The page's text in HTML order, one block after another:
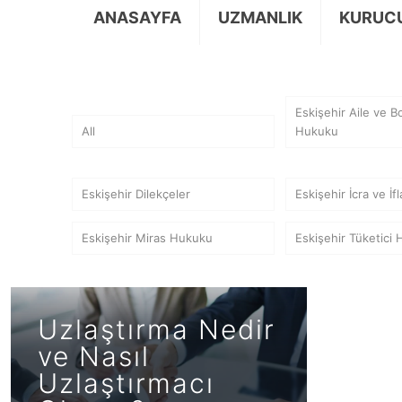
ANASAYFA UZMANLIK
All
Eskişehir Aile ve
Hukuku
Eskişehir Dilekçeler Eskişehir İcra ve
Eskişehir Miras Hukuku Eskişehir Tüketici
Uzlaştırma Nedir
ve Nasıl
Uzlaştırmacı